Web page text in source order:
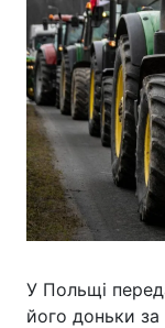
У Польщі
його доньки за